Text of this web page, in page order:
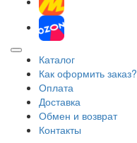
Каталог
Как оформить заказ?
Оплата
Доставка
Обмен и возврат
Контакты